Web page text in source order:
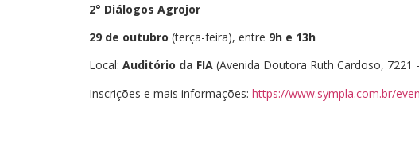
2° Diálogos Agrojor
29 de outubro (terça-feira), entre 9h e 13h
Local: Auditório da FIA (Avenida Doutora Ruth Cardoso, 7221
Inscrições e mais informações: https://www.sympla.com.br/